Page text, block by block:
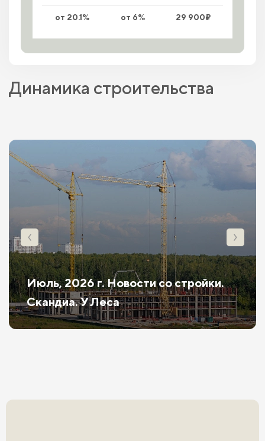
от 20.1% от 6% 29 900₽
Динамика строительства
Июль, 2026 г. Новости со стройки.
Скандиа. У Леса